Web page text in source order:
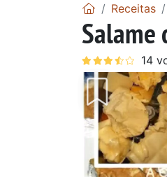
Receitas
Salame